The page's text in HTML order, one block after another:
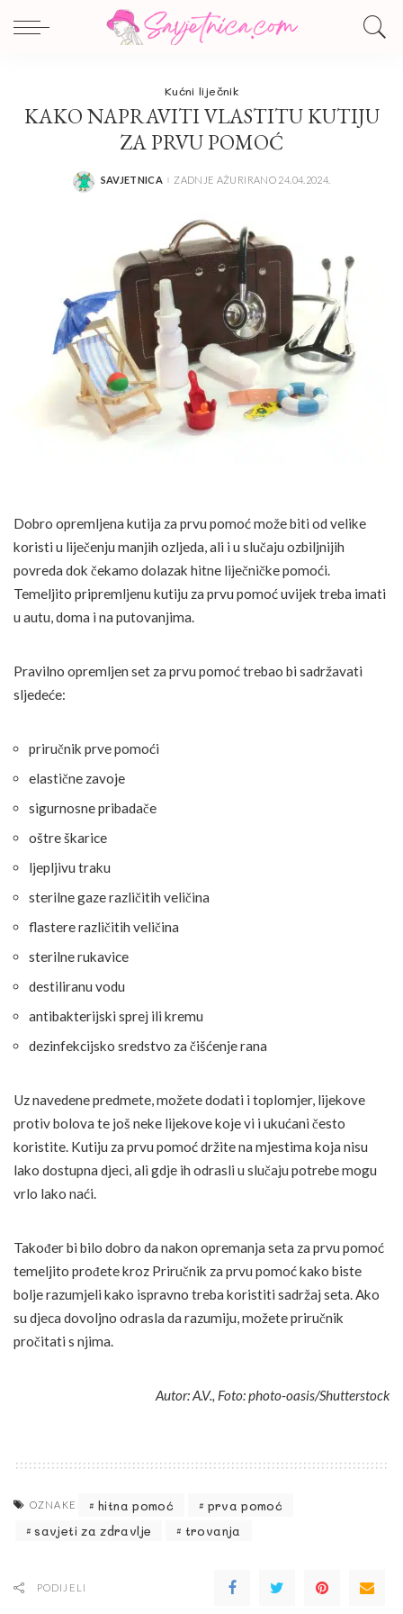
Kućni liječnik
KAKO NAPRAVITI VLASTITU KUTIJU
ZA PRVU POMOĆ
POSTED
SAVJETNICA ZADNJE AŽURIRANO 24.04.2024.
Dobro opremljena kutija za prvu pomoć može biti od velike
koristi u liječenju manjih ozljeda, ali i u slučaju ozbiljnijih
povreda dok čekamo dolazak hitne liječničke pomoći.
Temeljito pripremljenu kutiju za prvu pomoć uvijek treba imati
u autu, doma i na putovanjima.
Pravilno opremljen set za prvu pomoć trebao bi sadržavati
sljedeće:
priručnik prve pomoći
elastične zavoje
sigurnosne pribadače
oštre škarice
ljepljivu traku
sterilne gaze različitih veličina
flastere različitih veličina
sterilne rukavice
destiliranu vodu
antibakterijski sprej ili kremu
dezinfekcijsko sredstvo za čišćenje rana
Uz navedene predmete, možete dodati i toplomjer, lijekove
protiv bolova te još neke lijekove koje vi i ukućani često
koristite. Kutiju za prvu pomoć držite na mjestima koja nisu
lako dostupna djeci, ali gdje ih odrasli u slučaju potrebe mogu
vrlo lako naći.
Također bi bilo dobro da nakon opremanja seta za prvu pomoć
temeljito prođete kroz Priručnik za prvu pomoć kako biste
bolje razumjeli kako ispravno treba koristiti sadržaj seta. Ako
su djeca dovoljno odrasla da razumiju, možete priručnik
pročitati s njima.
Autor: A.V., Foto: photo-oasis/Shutterstock
OZNAKE hitna pomoć
prva pomoć
savjeti za zdravlje
trovanja
PODIJELI